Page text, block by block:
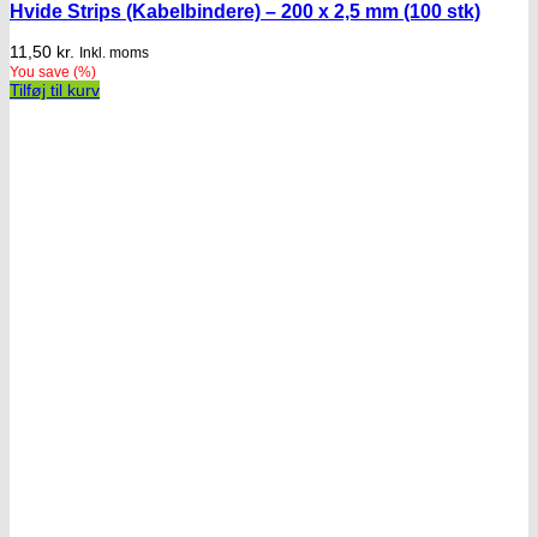
Hvide Strips (Kabelbindere) – 200 x 2,5 mm (100 stk)
11,50 kr. Inkl. moms
You save (%)
Tilføj til kurv